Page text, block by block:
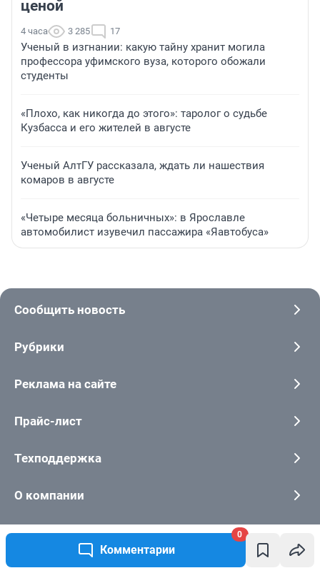
Комментарии
0
ценой
4 часа 3 285 17
Ученый в изгнании: какую тайну хранит могила
профессора уфимского вуза, которого обожали
студенты
«Плохо, как никогда до этого»: таролог о судьбе
Кузбасса и его жителей в августе
Ученый АлтГУ рассказала, ждать ли нашествия
комаров в августе
«Четыре месяца больничных»: в Ярославле
автомобилист изувечил пассажира «Яавтобуса»
Сообщить новость
Рубрики
Реклама на сайте
Прайс-лист
Техподдержка
О компании
Наши вакансии
Все города сети